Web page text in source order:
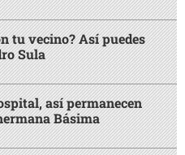
tu vecino? Así puedes
Sula
así permanecen
Básima